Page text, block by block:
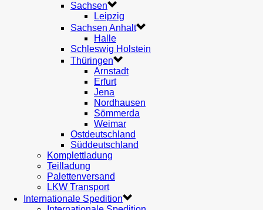
Sachsen
Leipzig
Sachsen Anhalt
Halle
Schleswig Holstein
Thüringen
Arnstadt
Erfurt
Jena
Nordhausen
Sömmerda
Weimar
Ostdeutschland
Süddeutschland
Komplettladung
Teilladung
Palettenversand
LKW Transport
Internationale Spedition